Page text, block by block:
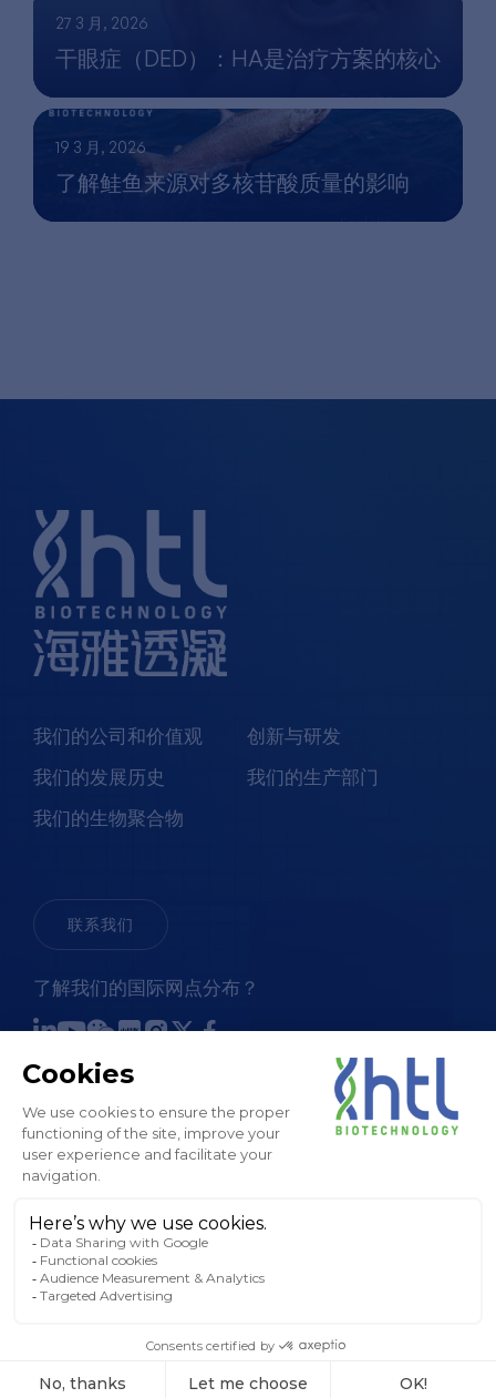
27 3 月, 2026
干眼症（DED）：HA是治疗方案的核心
19 3 月, 2026
了解鲑鱼来源对多核苷酸质量的影响
我们的公司和价值观
我们的发展历史
我们的生物聚合物
创新与研发
我们的生产部门
联系我们
了解我们的国际网点分布？
销售条款和条件
法律通知和 GTC
隐私政策
Cookies 政策
工厂地图